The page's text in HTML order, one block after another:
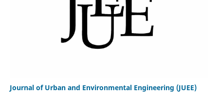
Journal of Urban and Environmental Engineering (JUEE)